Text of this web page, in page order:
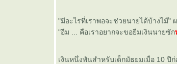
"มีอะไรที่เราพอจะช่วยนายได้บ้างไม๊"
"อืม ... คือเราอยากจะขอยืมเงินนายซัก
เงินหนึ่งพันสำหรับเด็กมัธยมเมื่อ 10 ปี